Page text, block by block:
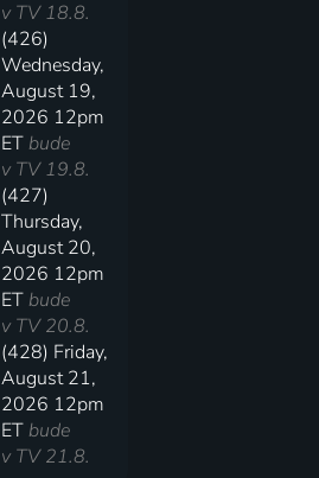
v TV 18.8.
(426)
Wednesday,
August 19,
2026 12pm
ETbude
v TV 19.8.
(427)
Thursday,
August 20,
2026 12pm
ETbude
v TV 20.8.
(428) Friday,
August 21,
2026 12pm
ETbude
v TV 21.8.